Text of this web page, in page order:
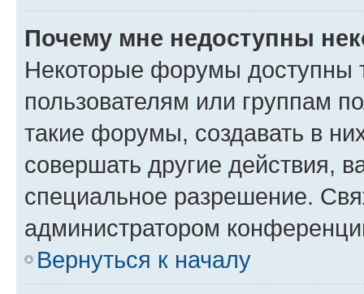
Почему мне недоступны
Некоторые форумы доступны
пользователям или группам
такие форумы, создавать в
совершать другие действия,
специальное разрешение.
администратором
Вернуться к началу